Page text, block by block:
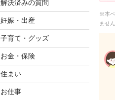
解決済みの質問
妊娠・出産
子育て・グッズ
お金・保険
住まい
お仕事
※本ペ
ませ